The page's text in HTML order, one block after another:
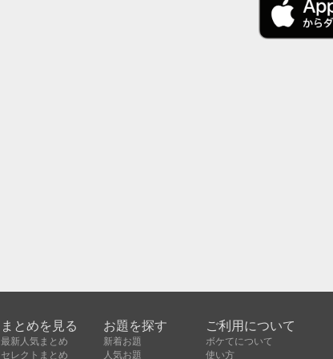
まとめを見る
最新人気まとめ
セレクトまとめ
お題を探す
新着お題
人気お題
ご利用について
ボケてについて
使い方